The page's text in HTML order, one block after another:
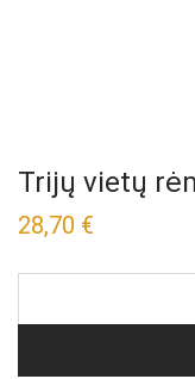
Trijų vietų
28,70 €